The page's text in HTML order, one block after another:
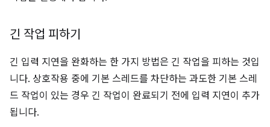
긴 작업 피하기
긴 입력 지연을 완화하는 한 가지 방법은 긴 작업을 피하는 것입
니다. 상호작용 중에 기본 스레드를 차단하는 과도한 기본 스레
드 작업이 있는 경우 긴 작업이 완료되기 전에 입력 지연이 추가
됩니다.